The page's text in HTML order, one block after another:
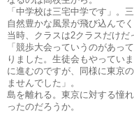
「中学校は三宅中学です」。
自然豊かな風景が飛び込んで
当時、クラスは2クラスだけだ
「競歩大会っていうのがあっ
りました。生徒会もやってい
に進むのですが、同様に東京
ませんでした」。
島を離れる。東京に対する憧
ったのだろうか。